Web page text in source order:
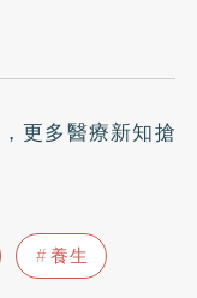
，更多醫療新知搶
養生